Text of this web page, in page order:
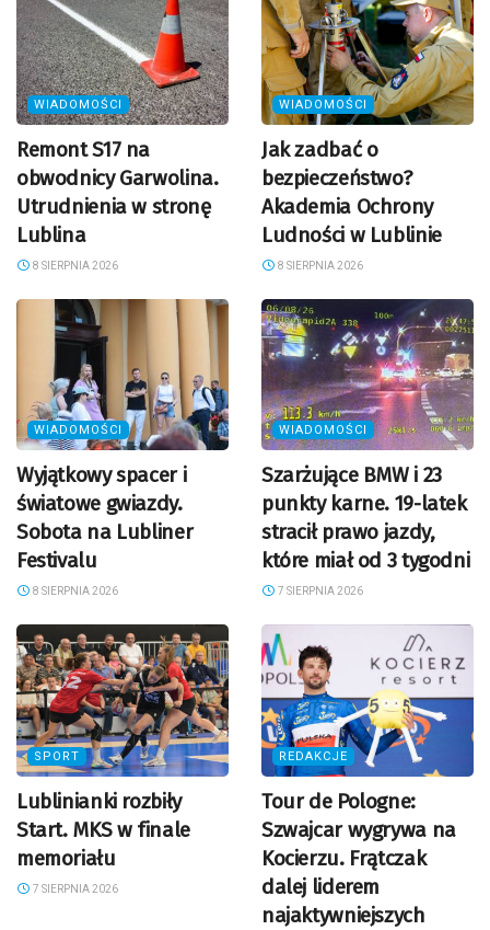
WIADOMOŚCI
Remont S17 na
obwodnicy Garwolina.
Utrudnienia w stronę
Lublina
8 SIERPNIA 2026
WIADOMOŚCI
Jak zadbać o
bezpieczeństwo?
Akademia Ochrony
Ludności w Lublinie
8 SIERPNIA 2026
WIADOMOŚCI
Wyjątkowy spacer i
światowe gwiazdy.
Sobota na Lubliner
Festivalu
8 SIERPNIA 2026
WIADOMOŚCI
Szarżujące BMW i 23
punkty karne. 19-latek
stracił prawo jazdy,
które miał od 3 tygodni
7 SIERPNIA 2026
SPORT
Lublinianki rozbiły
Start. MKS w finale
memoriału
7 SIERPNIA 2026
REDAKCJE
Tour de Pologne:
Szwajcar wygrywa na
Kocierzu. Frątczak
dalej liderem
najaktywniejszych